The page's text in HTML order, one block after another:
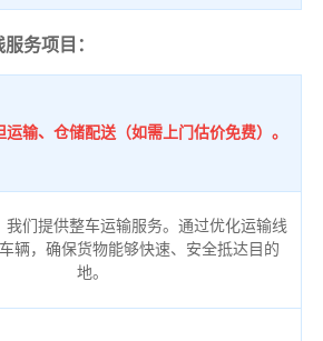
务项目：
输、仓储配送（如需上门估价免费）。
我们提供整车运输服务。通过优化运输线
辆，确保货物能够快速、安全抵达目的
地。